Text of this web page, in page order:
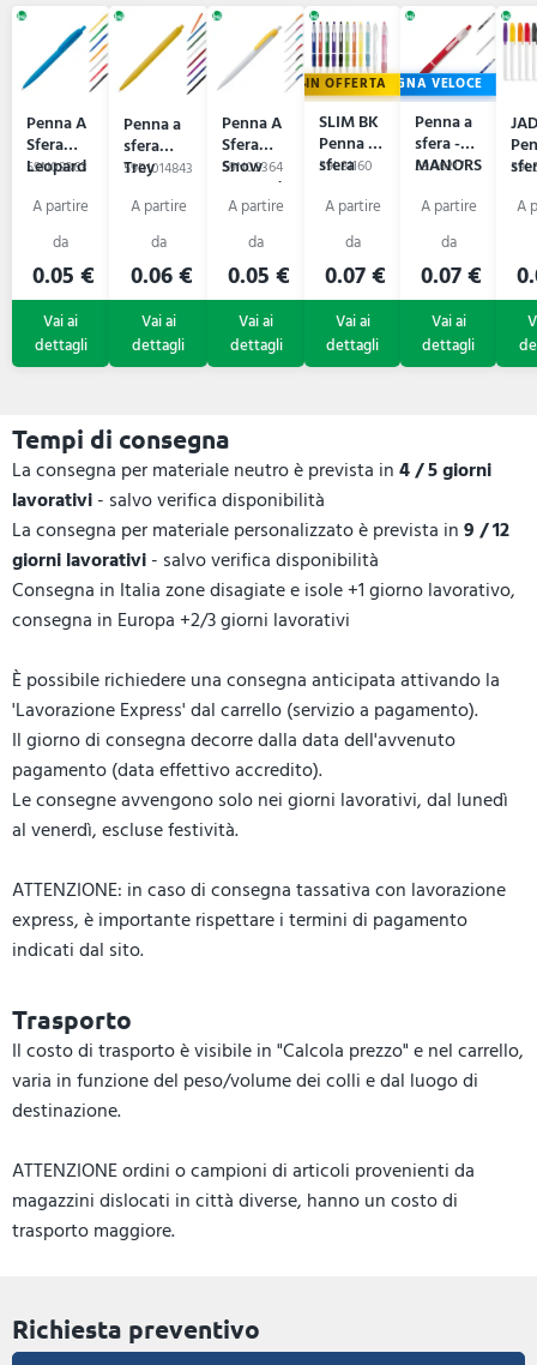
Penna A
Sfera
Leopard
59N09363
0.05 €
Penna a
sfera
Trey
59B1014843
0.06 €
Penna A
Sfera
Snow
Leopard
59N09364
0.05 €
IN OFFERTA
SLIM BK
Penna a
sfera
59L81160
0.07 €
CONSEGNA VELOCE
Penna a
sfera -
MANORS
59A6217
0.07 €
Tempi di consegna
La consegna per materiale neutro è prevista in4 / 5 giorni
lavorativi- salvo verifica disponibilità
La consegna per materiale personalizzato è prevista in9 / 12
giorni lavorativi- salvo verifica disponibilità
Consegna in Italia zone disagiate e isole +1 giorno lavorativo,
consegna in Europa +2/3 giorni lavorativi
È possibile richiedere una consegna anticipata attivando la
'Lavorazione Express' dal carrello (servizio a pagamento).
Il giorno di consegna decorre dalla data dell'avvenuto
pagamento (data effettivo accredito).
Le consegne avvengono solo nei giorni lavorativi, dal lunedì
al venerdì, escluse festività.
ATTENZIONE: in caso di consegna tassativa con lavorazione
express, è importante rispettare i termini di pagamento
indicati dal sito.
Trasporto
Il costo di trasporto è visibile in "Calcola prezzo" e nel carrello,
varia in funzione del peso/volume dei colli e dal luogo di
destinazione.
ATTENZIONE ordini o campioni di articoli provenienti da
magazzini dislocati in città diverse, hanno un costo di
trasporto maggiore.
Richiesta preventivo